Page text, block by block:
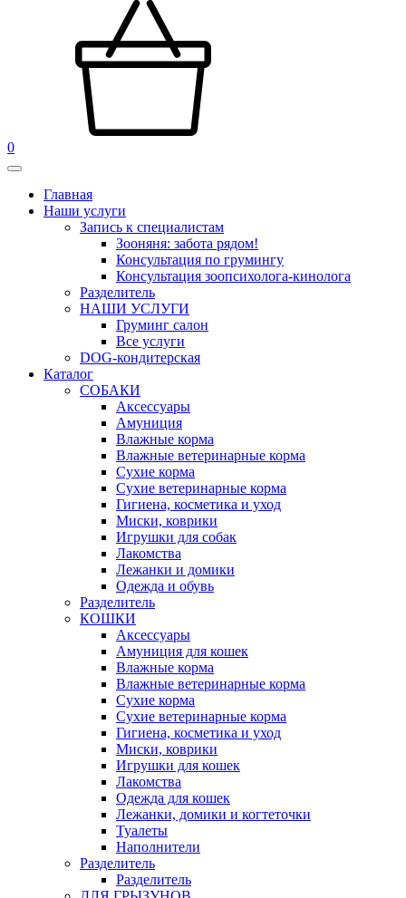
0
Главная
Наши услуги
Запись к специалистам
Зооняня: забота рядом!
Консультация по грумингу
Консультация зоопсихолога-кинолога
Pазделитель
НАШИ УСЛУГИ
Груминг салон
Все услуги
DOG-кондитерская
Каталог
СОБАКИ
Аксессуары
Амуниция
Влажные корма
Влажные ветеринарные корма
Сухие корма
Сухие ветеринарные корма
Гигиена, косметика и уход
Миски, коврики
Игрушки для собак
Лакомства
Лежанки и домики
Одежда и обувь
Разделитель
КОШКИ
Аксессуары
Амуниция для кошек
Влажные корма
Влажные ветеринарные корма
Сухие корма
Сухие ветеринарные корма
Гигиена, косметика и уход
Миски, коврики
Игрушки для кошек
Лакомства
Одежда для кошек
Лежанки, домики и когтеточки
Туалеты
Наполнители
Pазделитель
Разделитель